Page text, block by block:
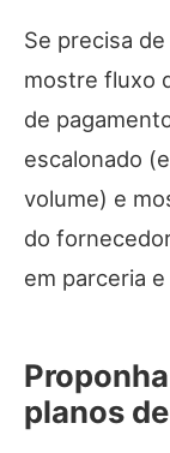
Se precisa
mostre fluxo
de
escalonado
volume) e
do
em parceria
planos